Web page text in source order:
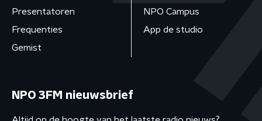
Presentatoren
Frequenties
Gemist
NPO Campus
App de studio
NPO 3FM nieuwsbrief